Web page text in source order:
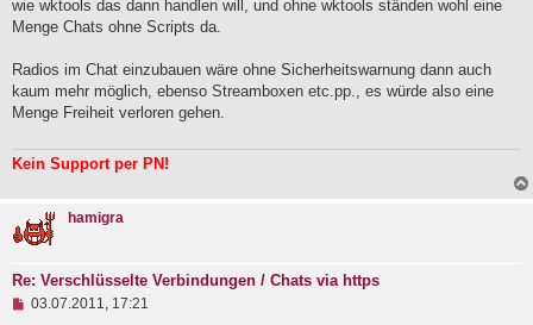
e
B
e
t
a
g
wie wktools das dann handlen will, und ohne wktools ständen wohl eine
Menge Chats ohne Scripts da.
Radios im Chat einzubauen wäre ohne Sicherheitswarnung dann auch
kaum mehr möglich, ebenso Streamboxen etc.pp., es würde also eine
Menge Freiheit verloren gehen.
Kein Support per PN!
hamigra
Re: Verschlüsselte Verbindungen / Chats via https
U
03.07.2011, 17:21